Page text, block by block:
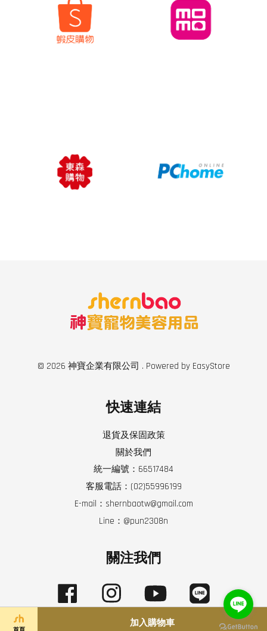
加入購物車
© 2026 神寶企業有限公司 . Powered by EasyStore
快速連結
退貨及保固政策
關於我們
統一編號：66517484
客服電話：(02)55996199
E-mail：shernbaotw@gmail.com
Line：@pun2308n
關注我們
Facebook Instagram YouTube